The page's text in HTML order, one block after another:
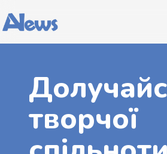
творчої